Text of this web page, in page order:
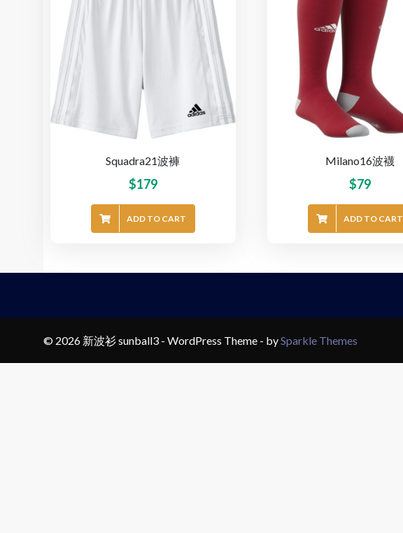
Squadra21波褲
$179
ADD TO CART
Milano16波襪
$79
ADD TO CART
© 2026 新波衫 sunball3 - WordPress Theme - bySparkle Themes